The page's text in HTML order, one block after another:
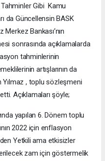
Tahminler Gibi Kamu
da Güncellensin BASK
Bankası’nın
sonrasında açıklamalarda
tahminlerinin
artışlarının da
, toplu sözleşmeni
Açıklamaları şöyle;
yapılan 6. Dönem toplu
2022 için enflasyon
Yetkili ama etkisizler
zam için göstermelik